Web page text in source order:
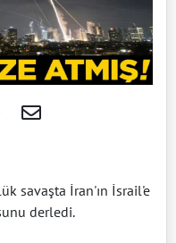
savaşta İran'ın İsrail'e
derledi.